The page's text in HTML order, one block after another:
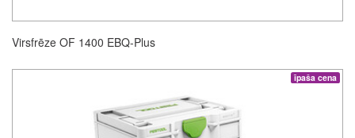
Virsfrēze OF 1400 EBQ-Plus
īpaša cena